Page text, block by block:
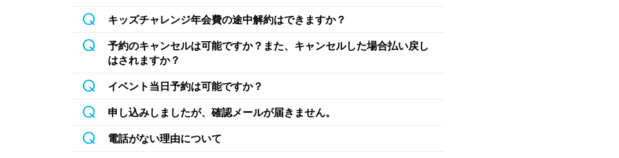
キッズチャレンジ年会費の途中解約はできますか？
予約のキャンセルは可能ですか？また、キャンセルした場合払い戻し
はされますか？
イベント当日予約は可能ですか？
申し込みしましたが、確認メールが届きません。
電話がない理由について